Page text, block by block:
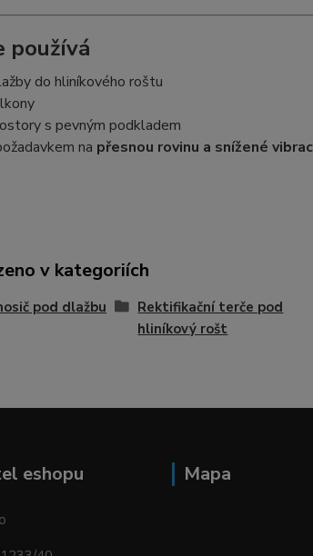
používá
do hliníkového roštu
s pevným podkladem
na přesnou rovinu a snížené
v kategoriích
pod dlažbu
Rektifikační terče pod
hliníkový rošt
eshopu Mapa